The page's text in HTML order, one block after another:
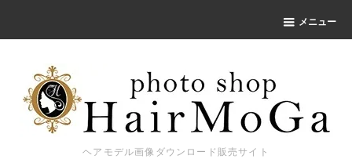
メニュー
ヘアモデル画像ダウンロード販売サイト